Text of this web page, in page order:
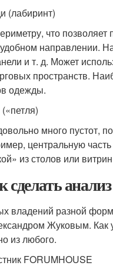
(лабиринт)
что позволяет
направлении.
и т. д. Может
пространств.
одежды.
много пустот,
центральную
из столов или
анализ
владений разной
Жуковым. Как
из любого.
FORUMHOUSE